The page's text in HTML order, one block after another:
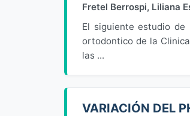
Fretel Berrospi, Liliana
El siguiente estudio
ortodontico de la
las ...
VARIACIÓN DEL